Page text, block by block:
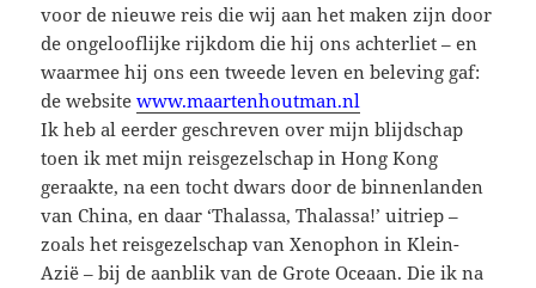
voor de nieuwe reis die wij aan het maken zijn door
de ongelooflijke rijkdom die hij ons achterliet – en
waarmee hij ons een tweede leven en beleving gaf:
de websitewww.maartenhoutman.nl
Ik heb al eerder geschreven over mijn blijdschap
toen ik met mijn reisgezelschap in Hong Kong
geraakte, na een tocht dwars door de binnenlanden
van China, en daar ‘Thalassa, Thalassa!’ uitriep –
zoals het reisgezelschap van Xenophon in Klein-
Azië – bij de aanblik van de Grote Oceaan. Die ik na